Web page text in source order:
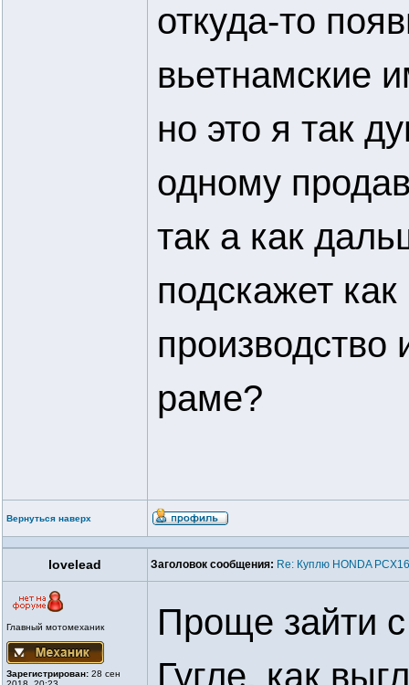
откуда-то
вьетнамские
но это я так
одному
так а как
подскажет
производство
раме?
Вернуться наверх
lovelead Заголовок сообщения: Re: Куплю HONDA
Главный мотомеханик
Зарегистрирован: 28 сен
Проще зайти с
Гугле, как